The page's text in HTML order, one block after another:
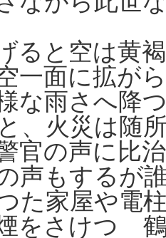
ると空は黄
一面に拡が
な雨さへ降
、火災は随
官の声に比
声もするが
た家屋や電
をさけつゝ